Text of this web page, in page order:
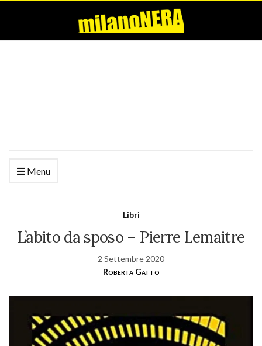
Menu
Libri
L’abito da sposo – Pierre Lemaitre
2 Settembre 2020
Roberta Gatto